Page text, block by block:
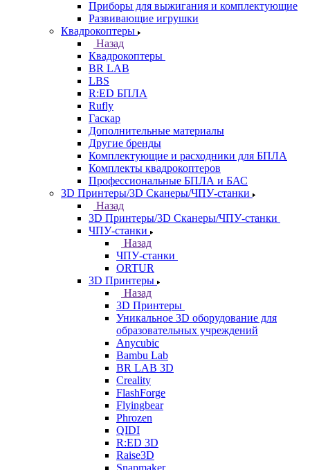
Приборы для выжигания и комплектующие
Развивающие игрушки
Квадрокоптеры
Назад
Квадрокоптеры
BR LAB
LBS
R:ED БПЛА
Rufly
Гаскар
Дополнительные материалы
Другие бренды
Комплектующие и расходники для БПЛА
Комплекты квадрокоптеров
Профессиональные БПЛА и БАС
3D Принтеры/3D Сканеры/ЧПУ-станки
Назад
3D Принтеры/3D Сканеры/ЧПУ-станки
ЧПУ-станки
Назад
ЧПУ-станки
ORTUR
3D Принтеры
Назад
3D Принтеры
Уникальное 3D оборудование для
образовательных учреждений
Anycubic
Bambu Lab
BR LAB 3D
Creality
FlashForge
Flyingbear
Phrozen
QIDI
R:ED 3D
Raise3D
Snapmaker